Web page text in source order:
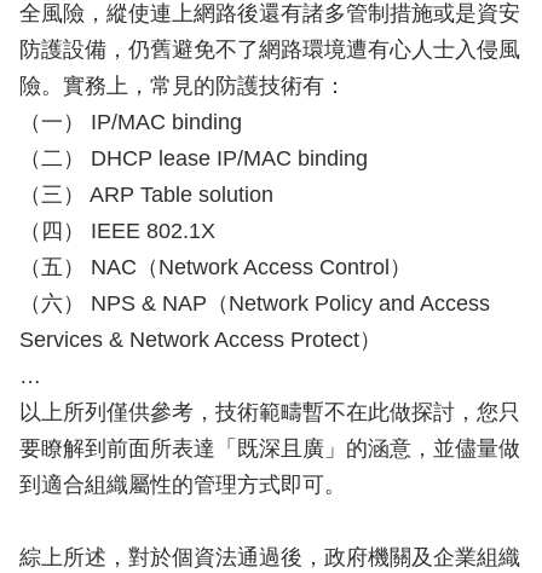
全風險，縱使連上網路後還有諸多管制措施或是資安
防護設備，仍舊避免不了網路環境遭有心人士入侵風
險。實務上，常見的防護技術有：
（一） IP/MAC binding
（二） DHCP lease IP/MAC binding
（三） ARP Table solution
（四） IEEE 802.1X
（五） NAC（Network Access Control）
（六） NPS & NAP（Network Policy and Access
Services & Network Access Protect）
…
以上所列僅供參考，技術範疇暫不在此做探討，您只
要瞭解到前面所表達「既深且廣」的涵意，並儘量做
到適合組織屬性的管理方式即可。
綜上所述，對於個資法通過後，政府機關及企業組織